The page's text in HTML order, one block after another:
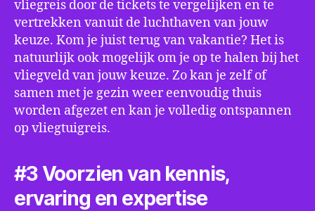
vliegreis door de tickets te vergelijken en te
vertrekken vanuit de luchthaven van jouw
keuze. Kom je juist terug van vakantie? Het is
natuurlijk ook mogelijk om je op te halen bij het
vliegveld van jouw keuze. Zo kan je zelf of
samen met je gezin weer eenvoudig thuis
worden afgezet en kan je volledig ontspannen
op vliegtuigreis.
#3 Voorzien van kennis,
ervaring en expertise